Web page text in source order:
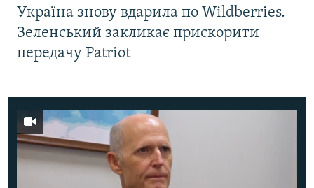
Україна знову вдарила по Wildberries.
Зеленський закликає прискорити
передачу Patriot